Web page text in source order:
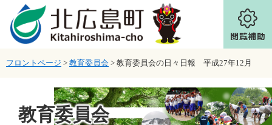
ページの先頭です。
メニューを飛ばして本文へ
フロントページ > 教育委員会 > 教育委員会の日々日報 平成27年12月
教育委員会